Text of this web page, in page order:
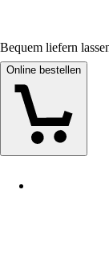
Bequem liefern
Online bestellen